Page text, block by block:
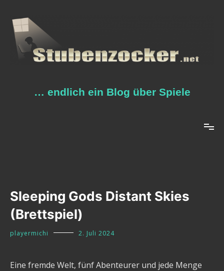
Inhalt
springen
… endlich ein Blog über Spiele
Sleeping Gods Distant Skies
(Brettspiel)
playermichi 2. Juli 2024
Eine fremde Welt, fünf Abenteurer und jede Menge